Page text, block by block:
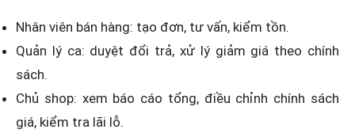
Nhân viên bán hàng: tạo đơn, tư vấn, kiểm tồn.
Quản lý ca: duyệt đổi trả, xử lý giảm giá theo chính
sách.
Chủ shop: xem báo cáo tổng, điều chỉnh chính sách
giá, kiểm tra lãi lỗ.